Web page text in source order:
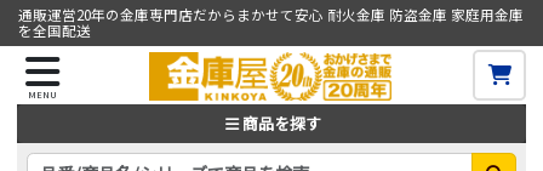
通販運営20年の金庫専門店だからまかせて安心 耐火金庫 防盗金庫 家庭用金庫
を全国配送
MENU
商品を探す